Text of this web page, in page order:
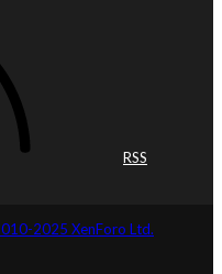
RSS
2025 XenForo Ltd.